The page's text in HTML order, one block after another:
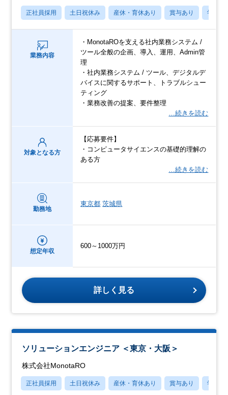
正社員採用 土日祝休み 産休・育休あり 賞与あり 学歴不
業務内容
・MonotaROを支える社内業務システム /
ツール全般の企画、導入、運用、Admin管
理
・社内業務システム / ツール、デジタルデ
バイスに関するサポート、トラブルシュー
ティング
・業務改善の提案、要件整理
…続きを読む
対象となる方
【応募要件】
・コンピュータサイエンスの基礎的理解の
ある方
…続きを読む
勤務地
東京都 茨城県
想定年収
600～1000万円
詳しく見る
ソリューションエンジニア ＜東京・大阪＞
株式会社MonotaRO
正社員採用 土日祝休み 産休・育休あり 賞与あり 学歴不